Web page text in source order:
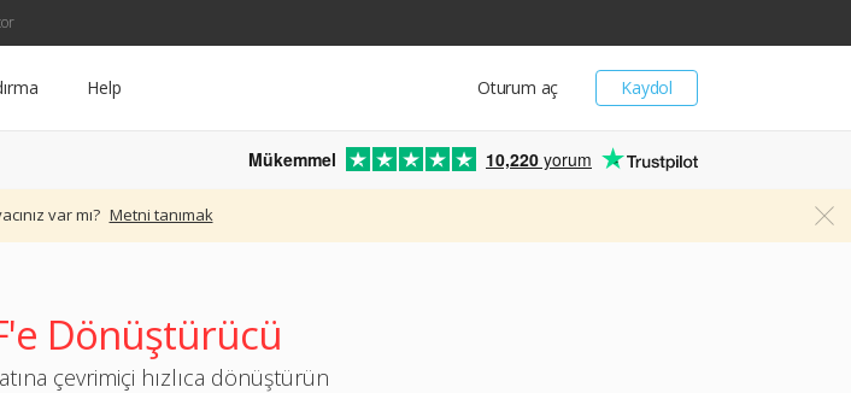
Kaydol
Oturum aç
Help
Mükemmel 10,220 yorum
var mı? Metni tanımak
Dönüştürücü
çevrimiçi hızlıca dönüştürün